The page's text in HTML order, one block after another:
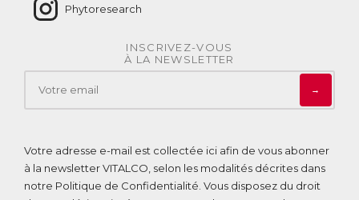
Phytoresearch
INSCRIVEZ-VOUS
À LA NEWSLETTER
→
Votre adresse e-mail est collectée ici afin de vous abonner
à la newsletter VITALCO, selon les modalités décrites dans
notre Politique de Confidentialité. Vous disposez du droit